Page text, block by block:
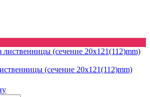
(сечение 20x121(112)mm)